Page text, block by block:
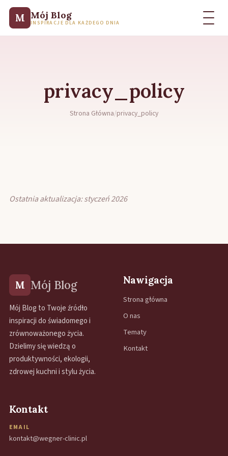
M Mój Blog
INSPIRACJE DLA KAŻDEGO DNIA
privacy_policy
Strona Główna/privacy_policy
Ostatnia aktualizacja: styczeń 2026
M Mój Blog
Mój Blog to Twoje źródło
inspiracji do świadomego i
zrównoważonego życia.
Dzielimy się wiedzą o
produktywności, ekologii,
zdrowej kuchni i stylu życia.
Nawigacja
Strona główna
O nas
Tematy
Kontakt
Kontakt
EMAIL
kontakt@wegner-clinic.pl